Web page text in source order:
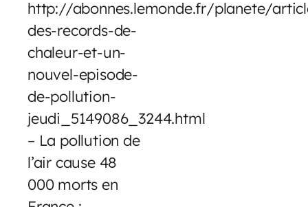
http://abonnes.lemonde.fr/planete/
des-records-de-
chaleur-et-un-
nouvel-episode-
de-pollution-
jeudi_5149086_3244.html
– La pollution de
l’air cause 48
000 morts en